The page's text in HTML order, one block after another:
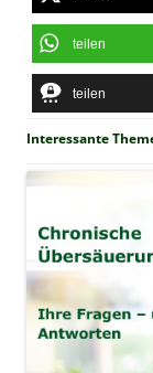
teilen
teilen
Interessante